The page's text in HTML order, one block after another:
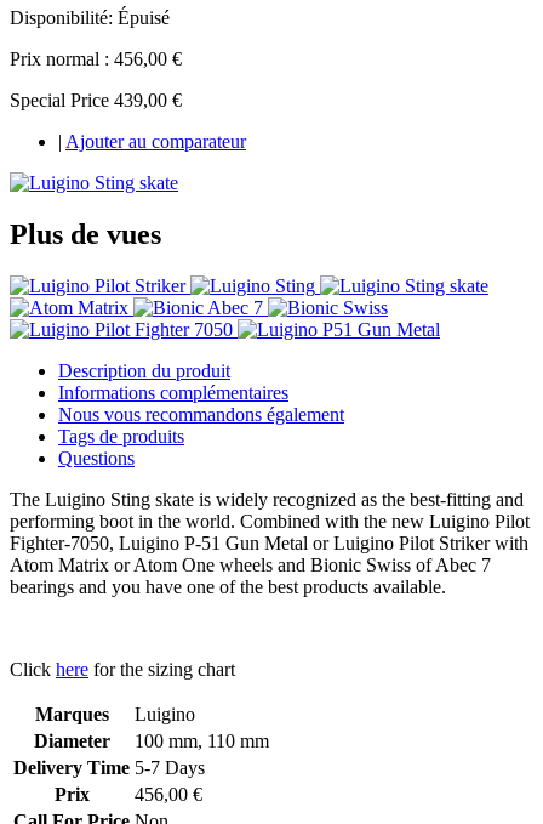
Disponibilité: Épuisé
Prix normal : 456,00 €
Special Price 439,00 €
Ajouter au comparateur
Plus de vues
Description du produit
Informations complémentaires
Nous vous recommandons également
Tags de produits
Questions
The Luigino Sting skate is widely recognized as the best-fitting and
performing boot in the world. Combined with the new Luigino Pilot
Fighter-7050, Luigino P-51 Gun Metal or Luigino Pilot Striker with
Atom Matrix or Atom One wheels and Bionic Swiss of Abec 7
bearings and you have one of the best products available.
Click here for the sizing chart
Marques
Luigino
Diameter
100 mm, 110 mm
Delivery Time 5-7 Days
Prix
456,00 €